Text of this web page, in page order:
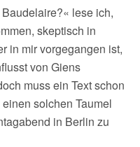
lese ich,
skeptisch in
in mir vorgegangen ist,
von Giens
muss ein Text schon
solchen Taumel
in Berlin zu